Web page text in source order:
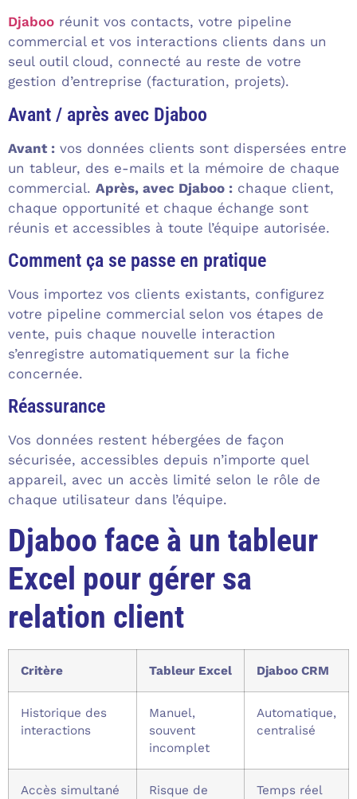
Djaboo réunit vos contacts, votre pipeline
commercial et vos interactions clients dans un
seul outil cloud, connecté au reste de votre
gestion d’entreprise (facturation, projets).
Avant / après avec Djaboo
Avant : vos données clients sont dispersées entre
un tableur, des e-mails et la mémoire de chaque
commercial. Après, avec Djaboo : chaque client,
chaque opportunité et chaque échange sont
réunis et accessibles à toute l’équipe autorisée.
Comment ça se passe en pratique
Vous importez vos clients existants, configurez
votre pipeline commercial selon vos étapes de
vente, puis chaque nouvelle interaction
s’enregistre automatiquement sur la fiche
concernée.
Réassurance
Vos données restent hébergées de façon
sécurisée, accessibles depuis n’importe quel
appareil, avec un accès limité selon le rôle de
chaque utilisateur dans l’équipe.
Djaboo face à un tableur
Excel pour gérer sa
relation client
Critère Tableur Excel Djaboo CRM
Historique des
interactions
Manuel,
souvent
incomplet
Automatique,
centralisé
Accès simultané
Risque de
Temps réel